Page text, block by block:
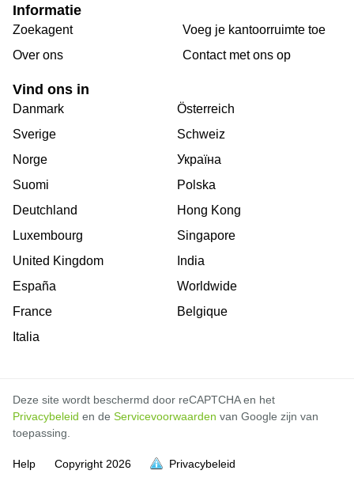
vol is
vol is
vol is
vol is
vol is
vol is
vol is
vol is
vol is
vol is
vol is
vol is
vol is
Informatie
Zoekagent
Over ons
Voeg je kantoorruimte toe
Сontact met ons op
Vind ons in
Danmark
Sverige
Norge
Suomi
Deutchland
Luxembourg
United Kingdom
España
France
Italia
Österreich
Schweiz
Україна
Polska
Hong Kong
Singapore
India
Worldwide
Belgique
Deze site wordt beschermd door reCAPTCHA en het
Privacybeleid en de Servicevoorwaarden van Google zijn van
toepassing.
Help Copyright 2026 Privacybeleid